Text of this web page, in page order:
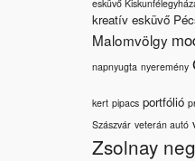
esküvő
kreatív esküvő
Malomvölgy
napnyugta nyeremény
kert pipacs portfólió
Szászvár veterán autó
Zsolnay